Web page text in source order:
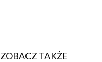
ZOBACZ TAKŻE